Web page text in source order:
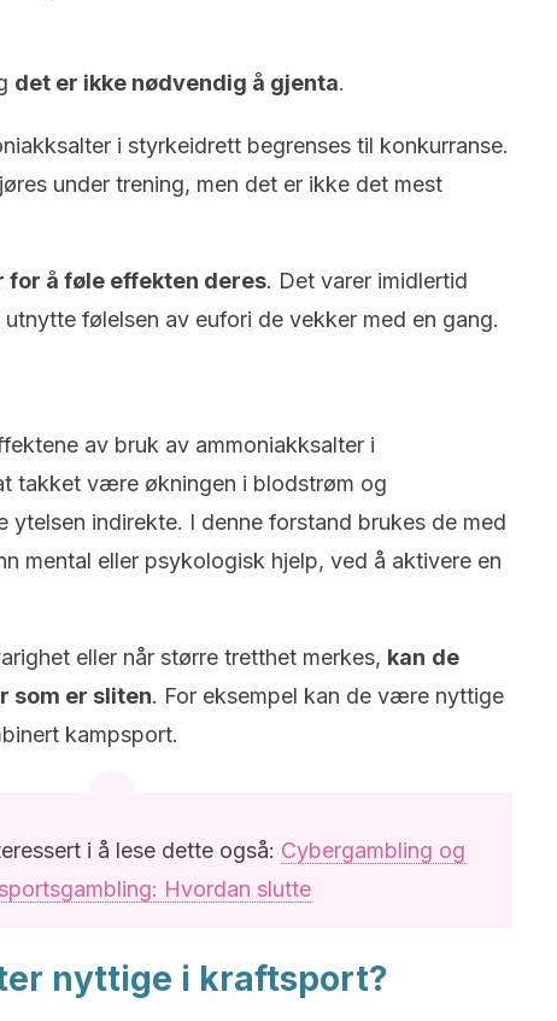
det er ikke nødvendig å gjenta.
i styrkeidrett begrenses til konkurranse.
under trening, men det er ikke det mest
for å føle effekten deres. Det varer imidlertid
følelsen av eufori de vekker med en gang.
av bruk av ammoniakksalter i
takket være økningen i blodstrøm og
ytelsen indirekte. I denne forstand brukes de med
mental eller psykologisk hjelp, ved å aktivere en
eller når større tretthet merkes, kan de
som er sliten. For eksempel kan de være nyttige
kampsport.
i å lese dette også: Cybergambling og
Hvordan slutte
nyttige i kraftsport?